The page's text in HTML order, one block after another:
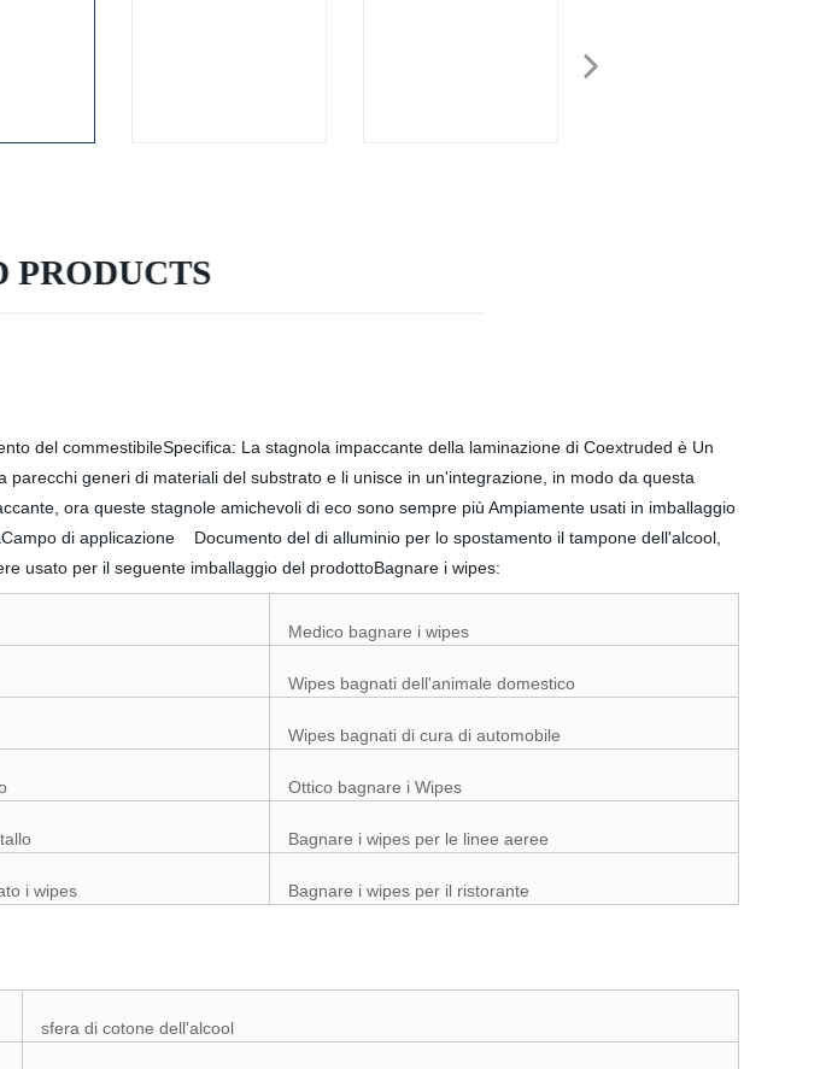
PRODUCTS
del commestibileSpecifica: La stagnola impaccante della laminazione di Coextruded è Un
generi di materiali del substrato e li unisce in un'integrazione, in modo da questa
ora queste stagnole amichevoli di eco sono sempre più Ampiamente usati in imballaggio
di applicazione Documento del di alluminio per lo spostamento il tampone dell'alcool,
usato per il seguente imballaggio del prodottoBagnare i wipes:
Medico bagnare i wipes
Wipes bagnati dell'animale domestico
Wipes bagnati di cura di automobile
Ottico bagnare i Wipes
Bagnare i wipes per le linee aeree
i wipes Bagnare i wipes per il ristorante
sfera di cotone dell'alcool